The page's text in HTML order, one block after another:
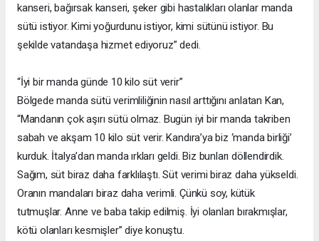
kanseri, bağırsak kanseri, şeker gibi hastalıkları olanlar manda
sütü istiyor. Kimi yoğurdunu istiyor, kimi sütünü istiyor. Bu
şekilde vatandaşa hizmet ediyoruz” dedi.
“İyi bir manda günde 10 kilo süt verir”
Bölgede manda sütü verimliliğinin nasıl arttığını anlatan Kan,
“Mandanın çok aşırı sütü olmaz. Bugün iyi bir manda takriben
sabah ve akşam 10 kilo süt verir. Kandıra’ya biz ‘manda birliği’
kurduk. İtalya’dan manda ırkları geldi. Biz bunları döllendirdik.
Sağım, süt biraz daha farklılaştı. Süt verimi biraz daha yükseldi.
Oranın mandaları biraz daha verimli. Çünkü soy, kütük
tutmuşlar. Anne ve baba takip edilmiş. İyi olanları bırakmışlar,
kötü olanları kesmişler” diye konuştu.